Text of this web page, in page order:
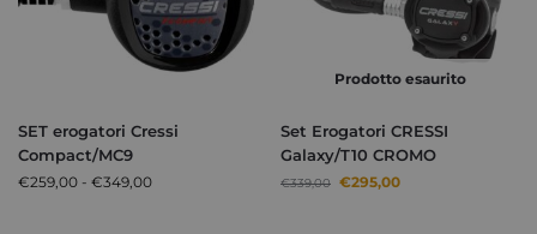
SET erogatori Cressi
Compact/MC9
€259,00 - €349,00
Prodotto esaurito
Set Erogatori CRESSI
Galaxy/T10 CROMO
€339,00 €295,00